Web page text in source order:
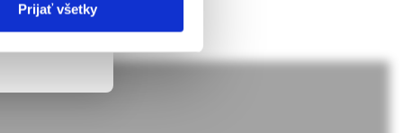
Prijať všetky